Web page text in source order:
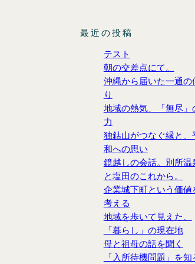
最近の投稿
テスト
朝の交差点にて。
沖縄から届いた一通の
り
地域の熱気、「無尽」
力
独鈷山がつなぐ縁と、
和への思い
鏡越しの会話。別所温
と塩田のこれから。
企業城下町という価値
考える
地域を歩いて見えた、
「暮らし」の現在地
母と祖母の話を聞く
「入所待機問題」を知